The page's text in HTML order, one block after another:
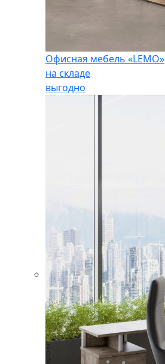
Офисная мебель «LEMO»
на складе
выгодно